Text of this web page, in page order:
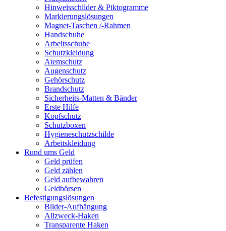
Hinweisschilder & Piktogramme
Markierungslösungen
Magnet-Taschen /-Rahmen
Handschuhe
Arbeitsschuhe
Schutzkleidung
Atemschutz
Augenschutz
Gehörschutz
Brandschutz
Sicherheits-Matten & Bänder
Erste Hilfe
Kopfschutz
Schutzboxen
Hygieneschutzschilde
Arbeitskleidung
Rund ums Geld
Geld prüfen
Geld zählen
Geld aufbewahren
Geldbörsen
Befestigungslösungen
Bilder-Aufhängung
Allzweck-Haken
Transparente Haken